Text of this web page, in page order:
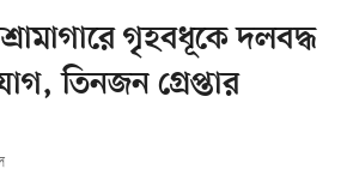
গৃহবধূকে দলবদ্ধ
তিনজন গ্রেপ্তার